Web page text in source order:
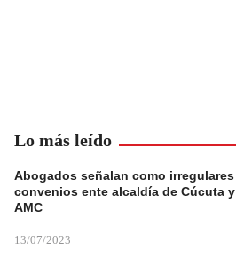
Lo más leído
Abogados señalan como irregulares
convenios ente alcaldía de Cúcuta y
AMC
13/07/2023